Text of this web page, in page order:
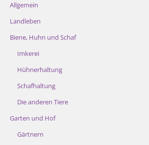
Allgemein
Landleben
Biene, Huhn und Schaf
Imkerei
Hühnerhaltung
Schafhaltung
Die anderen Tiere
Garten und Hof
Gärtnern